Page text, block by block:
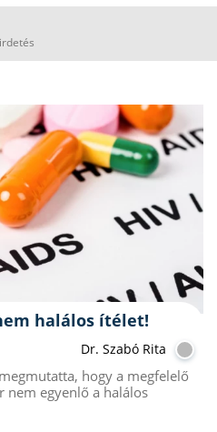
halálos ítélet!
Dr. Szabó Rita
hogy a megfelelő
nem egyenlő a halálos